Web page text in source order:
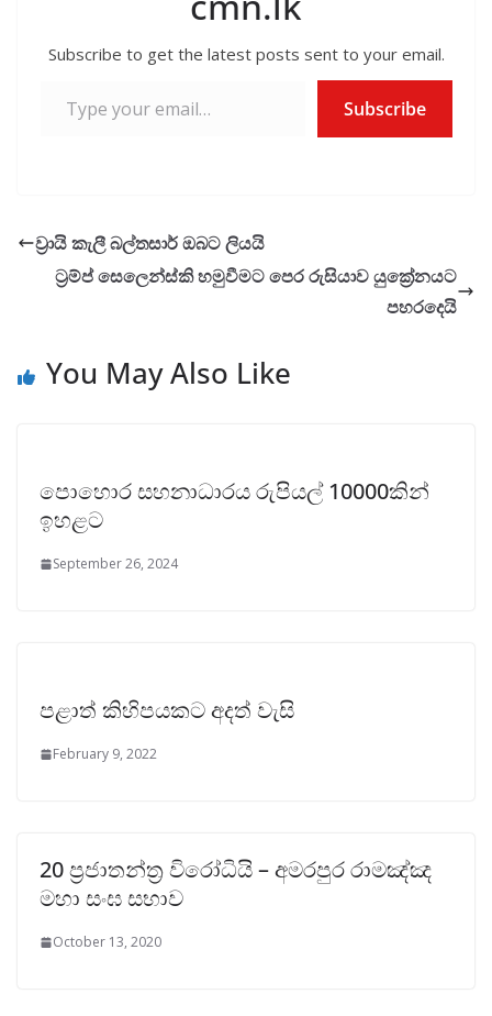
Subscribe to get the latest posts sent to your email.
Subscribe
ව්‍රායි කැලී බල්තසාර් ඔබට ලියයි
ට්‍රම්ප් සෙලෙන්ස්කි හමුවීමට පෙර රුසියාව යුක්‍රේනයට
පහරදෙයි
You May Also Like
පොහොර සහනාධාරය රුපියල් 10000කින්
ඉහළට
September 26, 2024
පළාත් කිහිපයකට අදත් වැසි
February 9, 2022
20 ප්‍රජාතන්ත්‍ර විරෝධියි – අමරපුර රාමඤ්ඤ
මහා සංඝ සභාව
October 13, 2020